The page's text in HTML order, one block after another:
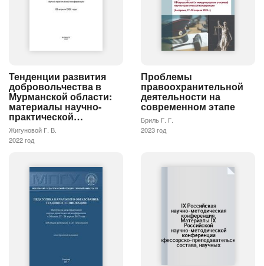
Тенденции развития
добровольчества в
Мурманской области:
материалы научно-
практической…
Жигуновой Г. В.
2022 год
Проблемы
правоохранительной
деятельности на
современном этапе
Бриль Г. Г.
2023 год